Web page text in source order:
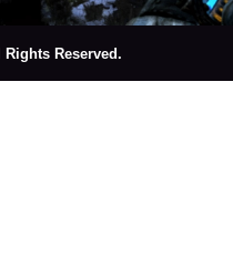
Reserved.